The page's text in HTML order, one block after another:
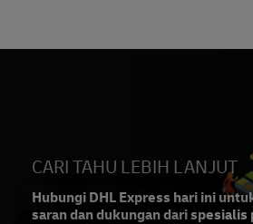
CARI TAHU LEBIH LANJUT
Hubungi DHL Express hari ini
saran dan dukungan dari